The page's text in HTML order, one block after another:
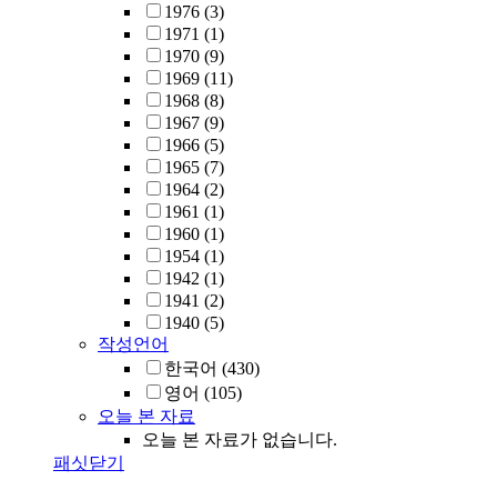
1976 (3)
1971 (1)
1970 (9)
1969 (11)
1968 (8)
1967 (9)
1966 (5)
1965 (7)
1964 (2)
1961 (1)
1960 (1)
1954 (1)
1942 (1)
1941 (2)
1940 (5)
작성언어
한국어 (430)
영어 (105)
오늘 본 자료
오늘 본 자료가 없습니다.
패싯닫기